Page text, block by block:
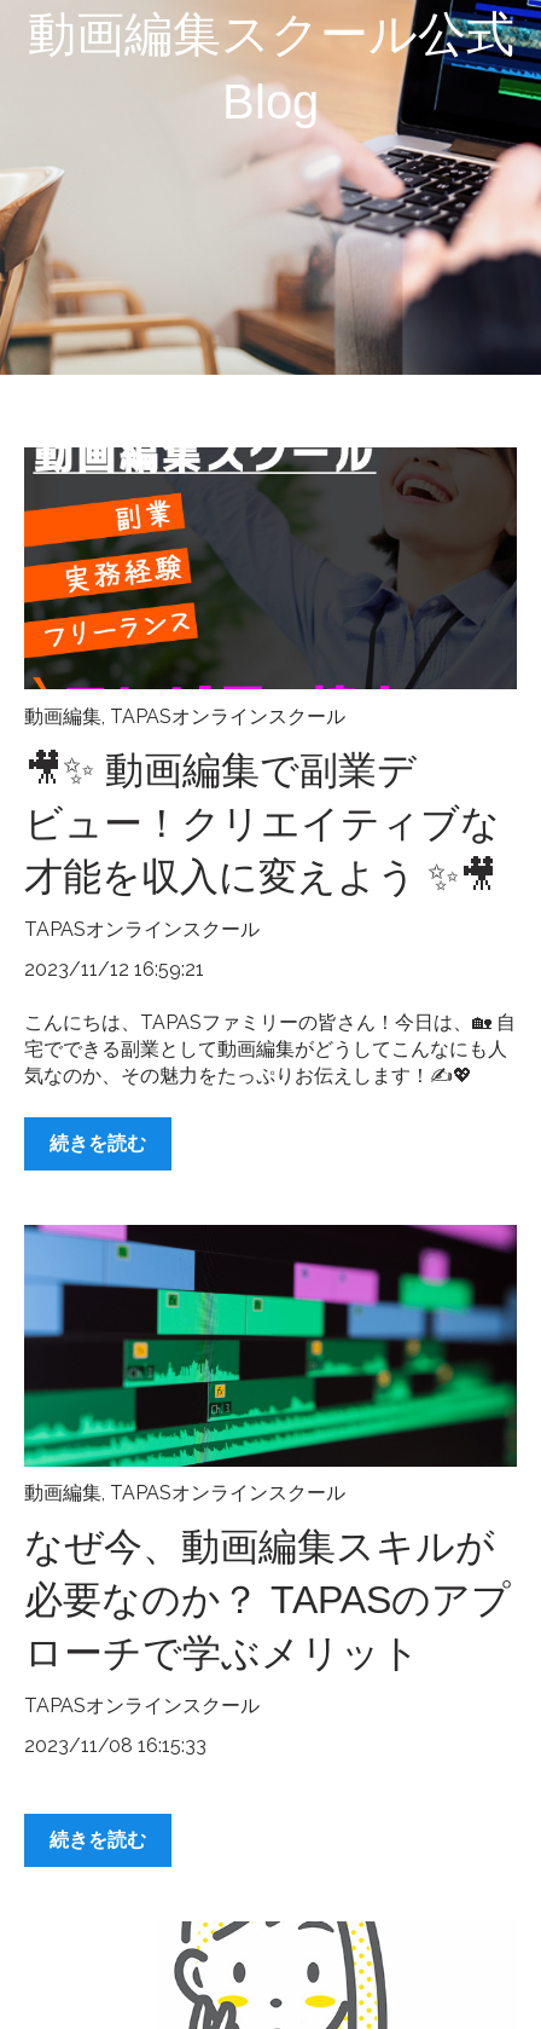
動画編集スクール公式
Blog
動画編集 TAPASオンラインスクール
🎥✨ 動画編集で副業デ
ビュー！クリエイティブな
才能を収入に変えよう ✨🎥
TAPASオンラインスクール
2023/11/12 16:59:21
こんにちは、TAPASファミリーの皆さん！今日は、🏡 自
宅でできる副業として動画編集がどうしてこんなにも人
気なのか、その魅力をたっぷりお伝えします！✍️💖
続きを読む
動画編集, TAPASオンラインスクール
なぜ今、動画編集スキルが
必要なのか？ TAPASのアプ
ローチで学ぶメリット
TAPASオンラインスクール
2023/11/08 16:15:33
続きを読む